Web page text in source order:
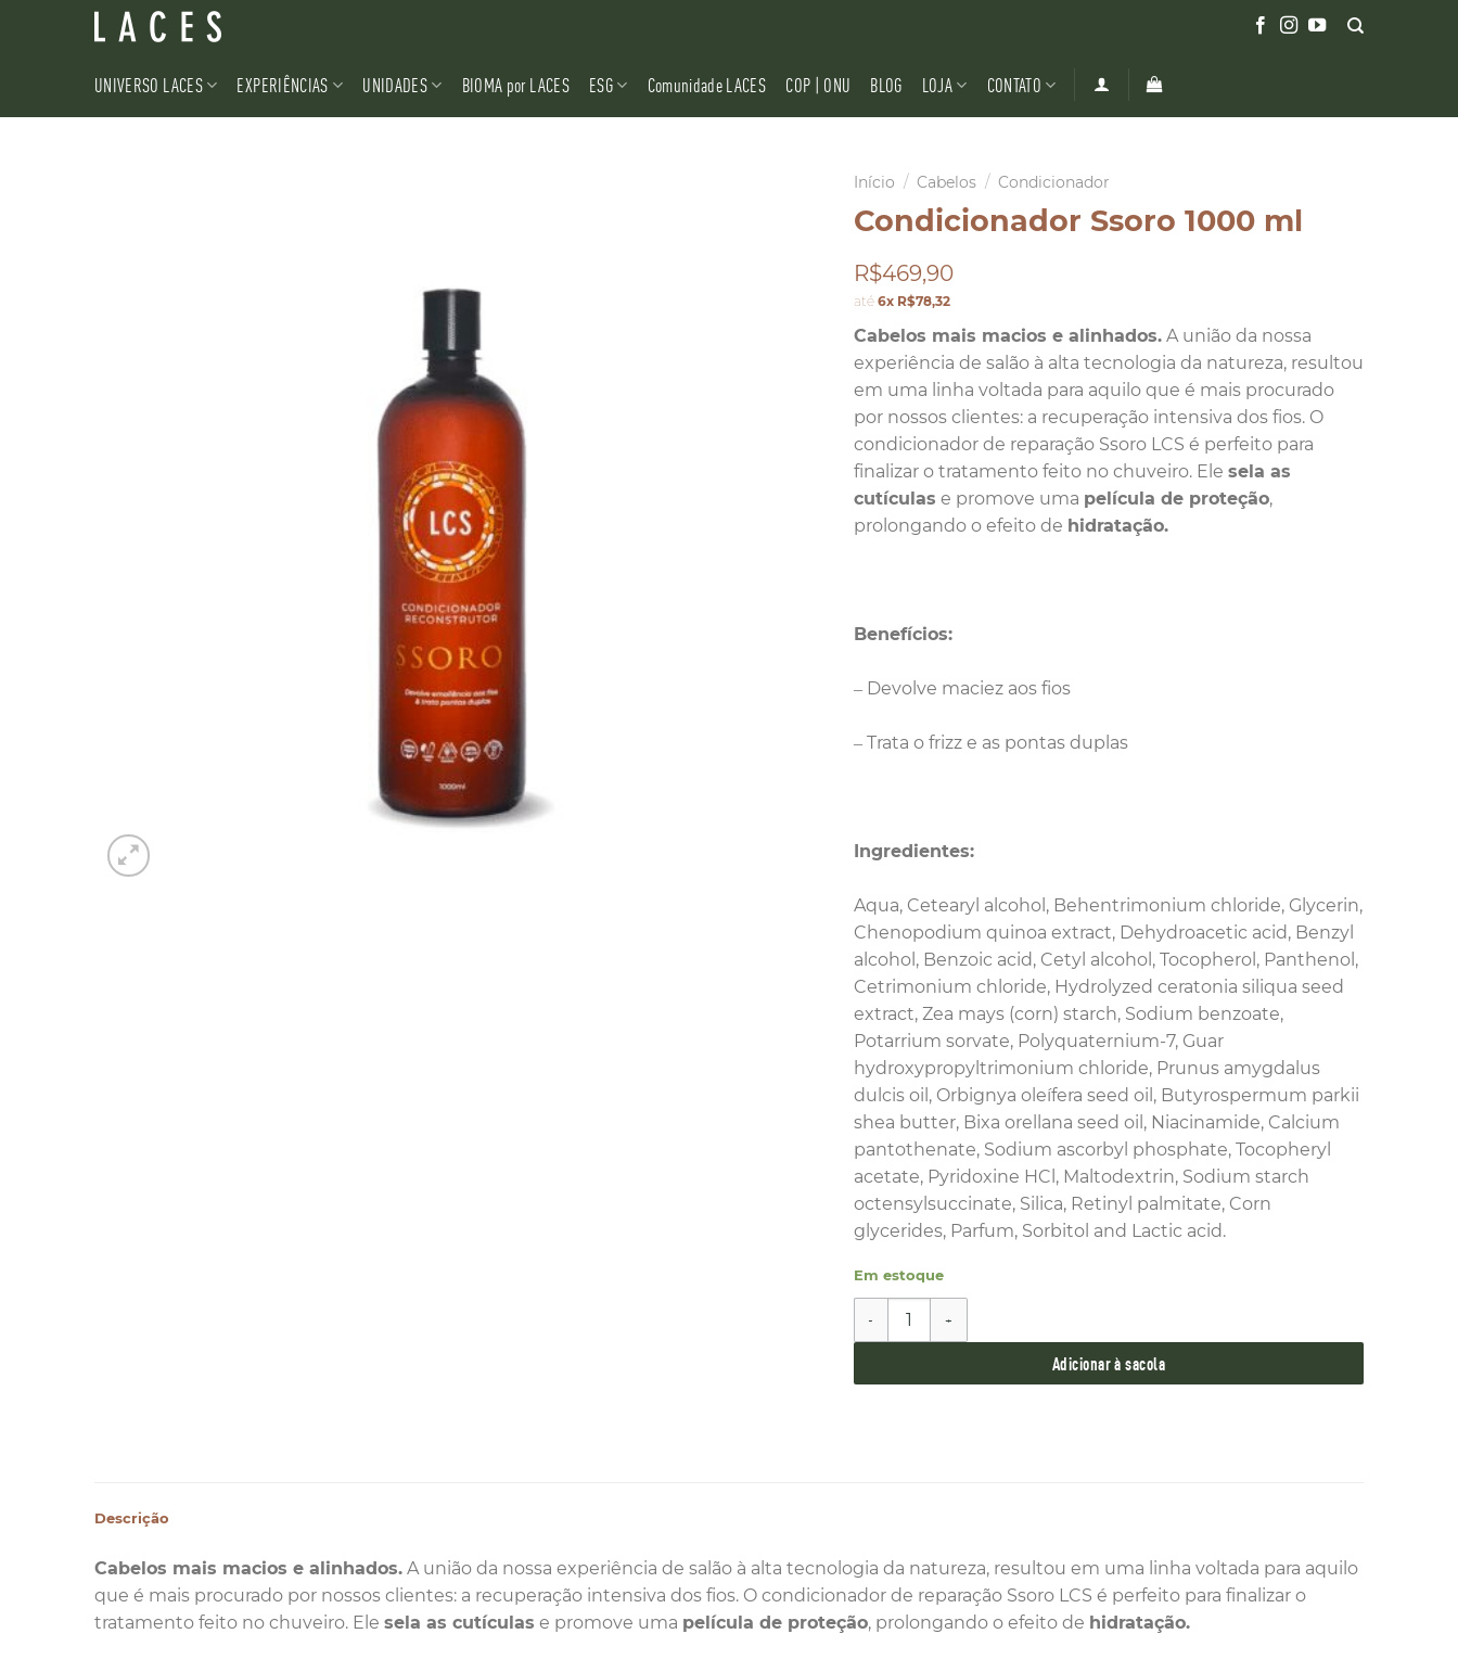
UNIVERSO LACES EXPERIÊNCIAS UNIDADES BIOMA por LACES ESG Comunidade LACES COP | ONU BLOG LOJA CONTATO
Início / Cabelos / Condicionador
Condicionador Ssoro 1000 ml
R$469,90
até 6x R$78,32
Cabelos mais macios e alinhados. A união da nossa
experiência de salão à alta tecnologia da natureza, resultou
em uma linha voltada para aquilo que é mais procurado
por nossos clientes: a recuperação intensiva dos fios. O
condicionador de reparação Ssoro LCS é perfeito para
finalizar o tratamento feito no chuveiro. Ele sela as
cutículas e promove uma película de proteção,
prolongando o efeito de hidratação.
Benefícios:
– Devolve maciez aos fios
– Trata o frizz e as pontas duplas
Ingredientes:
Aqua, Cetearyl alcohol, Behentrimonium chloride, Glycerin,
Chenopodium quinoa extract, Dehydroacetic acid, Benzyl
alcohol, Benzoic acid, Cetyl alcohol, Tocopherol, Panthenol,
Cetrimonium chloride, Hydrolyzed ceratonia siliqua seed
extract, Zea mays (corn) starch, Sodium benzoate,
Potarrium sorvate, Polyquaternium-7, Guar
hydroxypropyltrimonium chloride, Prunus amygdalus
dulcis oil, Orbignya oleífera seed oil, Butyrospermum parkii
shea butter, Bixa orellana seed oil, Niacinamide, Calcium
pantothenate, Sodium ascorbyl phosphate, Tocopheryl
acetate, Pyridoxine HCl, Maltodextrin, Sodium starch
octensylsuccinate, Silica, Retinyl palmitate, Corn
glycerides, Parfum, Sorbitol and Lactic acid.
Em estoque
Condicionador Ssoro 1000 ml quantidade
Adicionar à sacola
Descrição
Cabelos mais macios e alinhados. A união da nossa experiência de salão à alta tecnologia da natureza, resultou em uma linha voltada para aquilo
que é mais procurado por nossos clientes: a recuperação intensiva dos fios. O condicionador de reparação Ssoro LCS é perfeito para finalizar o
tratamento feito no chuveiro. Ele sela as cutículas e promove uma película de proteção, prolongando o efeito de hidratação.